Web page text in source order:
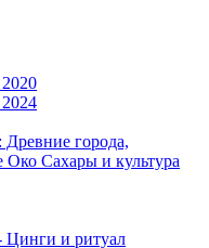
города,
Око Сахары и культура
Цинги и ритуал